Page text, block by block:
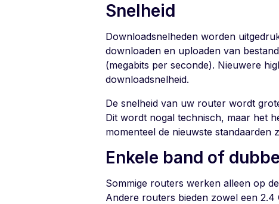
Snelheid
Downloadsnelheden worden
downloaden en uploaden van
(megabits per seconde). Nieuwere
downloadsnelheid.
De snelheid van uw router wordt
Dit wordt nogal technisch, maar het
momenteel de nieuwste standaarden
Enkele band of
Sommige routers werken alleen op
Andere routers bieden zowel een 2.4